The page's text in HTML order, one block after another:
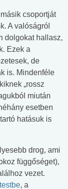
csoportját
A valóságról
dolgokat hallasz,
Ezek a
de
is. Mindenféle
„rossz
miután
esetben
hatásuk is
drog, ami
függőséget),
vezet.
testbe, a